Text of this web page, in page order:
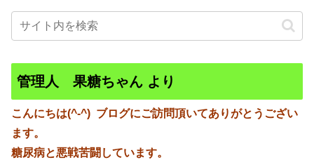
管理人 果糖ちゃん より
こんにちは(^-^) ブログにご訪問頂いてありがとうござい
ます。
糖尿病と悪戦苦闘しています。